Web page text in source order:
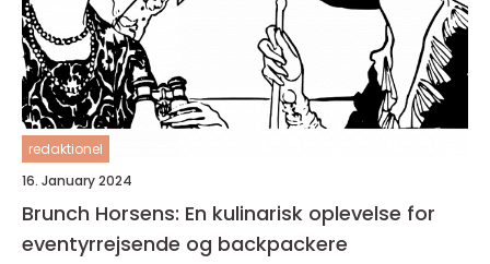
redaktionel
16. January 2024
Brunch Horsens: En kulinarisk oplevelse for
eventyrrejsende og backpackere